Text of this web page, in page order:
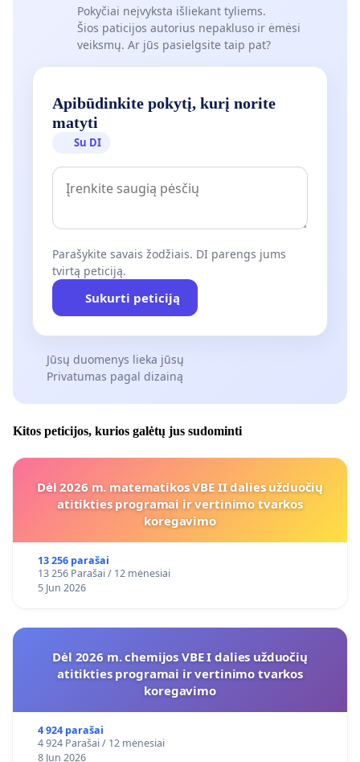
Pokyčiai neįvyksta išliekant tyliems.
Šios paticijos autorius nepakluso ir ėmėsi
veiksmų. Ar jūs pasielgsite taip pat?
Apibūdinkite pokytį, kurį norite
matyti
Su DI
Parašykite savais žodžiais. DI parengs jums
tvirtą peticiją.
Sukurti peticiją
Jūsų duomenys lieka jūsų
Privatumas pagal dizainą
Kitos peticijos, kurios galėtų jus sudominti
Dėl 2026 m. matematikos VBE II dalies užduočių
atitikties programai ir vertinimo tvarkos
koregavimo
13 256 parašai
13 256 Parašai / 12 mėnesiai
5 Jun 2026
Dėl 2026 m. chemijos VBE I dalies užduočių
atitikties programai ir vertinimo tvarkos
koregavimo
4 924 parašai
4 924 Parašai / 12 mėnesiai
8 Jun 2026